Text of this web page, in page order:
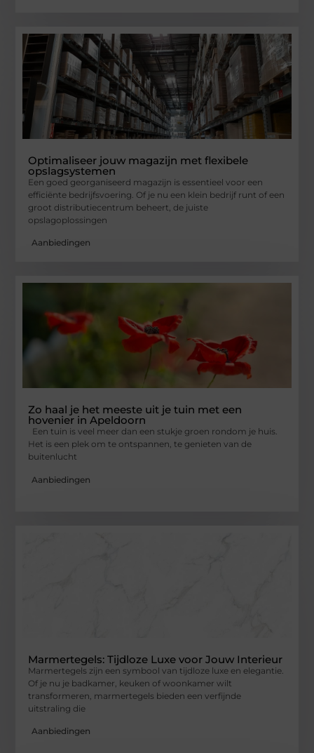
Optimaliseer jouw magazijn met flexibele
opslagsystemen
Een goed georganiseerd magazijn is essentieel voor een
efficiënte bedrijfsvoering. Of je nu een klein bedrijf runt of een
groot distributiecentrum beheert, de juiste
opslagoplossingen
Aanbiedingen
Zo haal je het meeste uit je tuin met een
hovenier in Apeldoorn
Een tuin is veel meer dan een stukje groen rondom je huis.
Het is een plek om te ontspannen, te genieten van de
buitenlucht
Aanbiedingen
Marmertegels: Tijdloze Luxe voor Jouw Interieur
Marmertegels zijn een symbool van tijdloze luxe en elegantie.
Of je nu je badkamer, keuken of woonkamer wilt
transformeren, marmertegels bieden een verfijnde
uitstraling die
Aanbiedingen